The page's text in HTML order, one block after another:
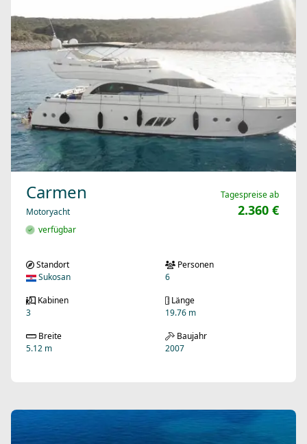
Carmen
Motoryacht
verfügbar
Tagespreise ab
2.360 €
Standort
Sukosan
Personen
6
Kabinen
3
Länge
19.76 m
Breite
5.12 m
Baujahr
2007